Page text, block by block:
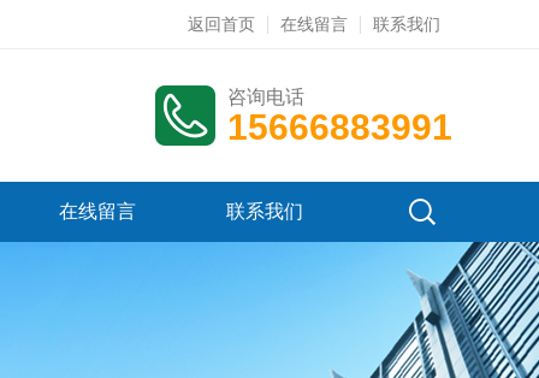
返回首页 在线留言 联系我们
咨询电话
15666883991
在线留言 联系我们